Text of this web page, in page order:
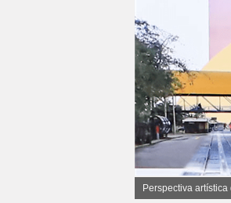
Perspectiva